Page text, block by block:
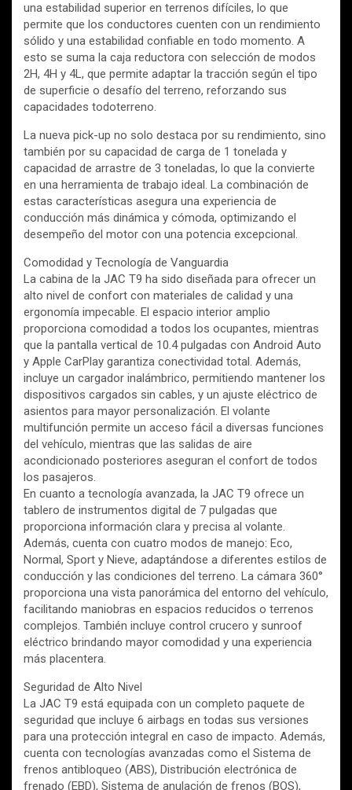
una estabilidad superior en terrenos difíciles, lo que
permite que los conductores cuenten con un rendimiento
sólido y una estabilidad confiable en todo momento. A
esto se suma la caja reductora con selección de modos
2H, 4H y 4L, que permite adaptar la tracción según el tipo
de superficie o desafío del terreno, reforzando sus
capacidades todoterreno.
La nueva pick-up no solo destaca por su rendimiento, sino
también por su capacidad de carga de 1 tonelada y
capacidad de arrastre de 3 toneladas, lo que la convierte
en una herramienta de trabajo ideal. La combinación de
estas características asegura una experiencia de
conducción más dinámica y cómoda, optimizando el
desempeño del motor con una potencia excepcional.
Comodidad y Tecnología de Vanguardia
La cabina de la JAC T9 ha sido diseñada para ofrecer un
alto nivel de confort con materiales de calidad y una
ergonomía impecable. El espacio interior amplio
proporciona comodidad a todos los ocupantes, mientras
que la pantalla vertical de 10.4 pulgadas con Android Auto
y Apple CarPlay garantiza conectividad total. Además,
incluye un cargador inalámbrico, permitiendo mantener los
dispositivos cargados sin cables, y un ajuste eléctrico de
asientos para mayor personalización. El volante
multifunción permite un acceso fácil a diversas funciones
del vehículo, mientras que las salidas de aire
acondicionado posteriores aseguran el confort de todos
los pasajeros.
En cuanto a tecnología avanzada, la JAC T9 ofrece un
tablero de instrumentos digital de 7 pulgadas que
proporciona información clara y precisa al volante.
Además, cuenta con cuatro modos de manejo: Eco,
Normal, Sport y Nieve, adaptándose a diferentes estilos de
conducción y las condiciones del terreno. La cámara 360°
proporciona una vista panorámica del entorno del vehículo,
facilitando maniobras en espacios reducidos o terrenos
complejos. También incluye control crucero y sunroof
eléctrico brindando mayor comodidad y una experiencia
más placentera.
Seguridad de Alto Nivel
La JAC T9 está equipada con un completo paquete de
seguridad que incluye 6 airbags en todas sus versiones
para una protección integral en caso de impacto. Además,
cuenta con tecnologías avanzadas como el Sistema de
frenos antibloqueo (ABS), Distribución electrónica de
frenado (EBD), Sistema de anulación de frenos (BOS),